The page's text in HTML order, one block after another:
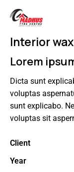
Interior wax
Lorem
Dicta sunt
voluptas
sunt explicabo.
voluptas sit
Client
Year